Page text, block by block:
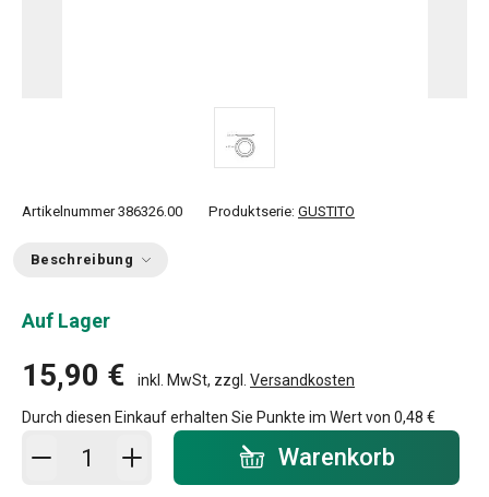
Artikelnummer 386326.00 Produktserie: GUSTITO
Beschreibung
Auf Lager
15,90 € inkl. MwSt, zzgl. Versandkosten
Durch diesen Einkauf erhalten Sie Punkte im Wert von 0,48 €
In den Warenkorb - Menge Warenkorb